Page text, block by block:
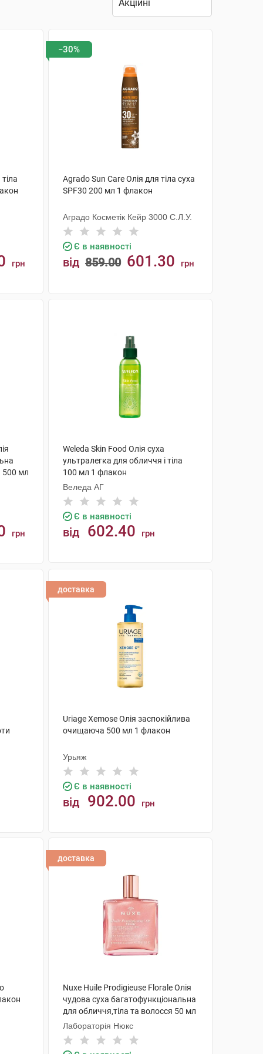
грн
−30%
Agrado Sun Care Олія для тіла суха
SPF30 200 мл 1 флакон
Аградо Косметік Кейр 3000 С.Л.У.
Є в наявності
від 859.00 601.30 грн
500 мл
грн
Weleda Skin Food Олія суха
ультралегка для обличчя і тіла
100 мл 1 флакон
Веледа АГ
Є в наявності
від 602.40 грн
доставка
Uriage Xemose Олія заспокійлива
очищаюча 500 мл 1 флакон
Урьяж
Є в наявності
від 902.00 грн
доставка
Nuxe Huile Prodigieuse Florale Олія
чудова суха багатофункціональна
для обличчя,тіла та волосся 50 мл
1 флакон
Лабораторія Нюкс